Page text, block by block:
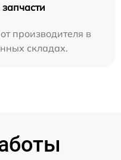
производителя в
складах.